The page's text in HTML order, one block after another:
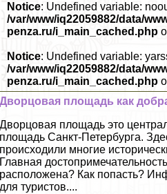
Notice: Undefined variable:
/var/www/iq22059882/data/
penza.ru/i_main_cached.php
Notice: Undefined variable:
/var/www/iq22059882/data/
penza.ru/i_main_cached.php
Дворцовая площадь как
Дворцовая площадь это
площадь Санкт-Петербурга.
происходили многие
Главная
расположена? Как попасть?
для туристов....